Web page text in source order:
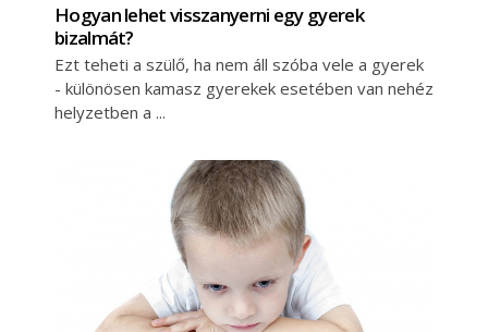
Hogyan lehet visszanyerni egy gyerek
bizalmát?
Ezt teheti a szülő, ha nem áll szóba vele a gyerek
- különösen kamasz gyerekek esetében van nehéz
helyzetben a